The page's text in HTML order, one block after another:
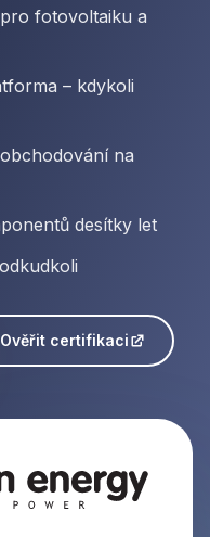
fotovoltaiku a
– kdykoli
na
desítky let
Ověřit certifikaci